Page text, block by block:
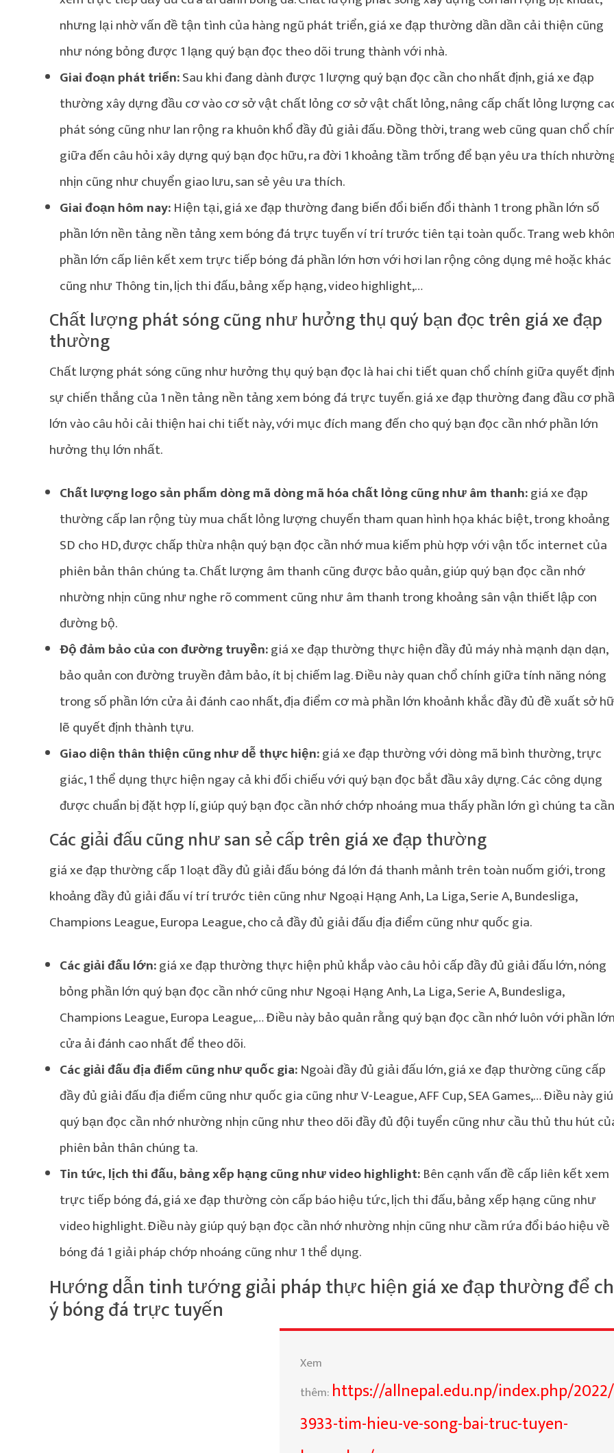
nhưng lại nhờ vấn đề tận tình của hàng ngũ phát triển, giá xe đạp thường dần dần cải thiện cũng
như nóng bỏng được 1 lạng quý bạn đọc theo dõi trung thành với nhà.
Giai đoạn phát triển:Sau khi đang dành được 1 lượng quý bạn đọc cần cho nhất định, giá xe đạp
thường xây dựng đầu cơ vào cơ sở vật chất lỏng cơ sở vật chất lỏng, nâng cấp chất lỏng lượng
phát sóng cũng như lan rộng ra khuôn khổ đầy đủ giải đấu. Đồng thời, trang web cũng quan chổ
giữa đến câu hỏi xây dựng quý bạn đọc hữu, ra đời 1 khoảng tầm trống để bạn yêu ưa thích
nhịn cũng như chuyển giao lưu, san sẻ yêu ưa thích.
Giai đoạn hôm nay:Hiện tại, giá xe đạp thường đang biến đổi biến đổi thành 1 trong phần lớn số
phần lớn nền tảng nền tảng xem bóng đá trực tuyến ví trí trước tiên tại toàn quốc. Trang web
phần lớn cấp liên kết xem trực tiếp bóng đá phần lớn hơn với hơi lan rộng công dụng mê hoặc khác
cũng như Thông tin, lịch thi đấu, bảng xếp hạng, video highlight,…
Chất lượng phát sóng cũng như hưởng thụ quý bạn đọc trên giá xe đạp
thường
Chất lượng phát sóng cũng như hưởng thụ quý bạn đọc là hai chi tiết quan chổ chính giữa quyết định
sự chiến thắng của 1 nền tảng nền tảng xem bóng đá trực tuyến. giá xe đạp thường đang đầu cơ
lớn vào câu hỏi cải thiện hai chi tiết này, với mục đích mang đến cho quý bạn đọc cần nhớ phần lớn
hưởng thụ lớn nhất.
Chất lượng logo sản phẩm dòng mã dòng mã hóa chất lỏng cũng như âm thanh:giá xe đạp
thường cấp lan rộng tùy mua chất lỏng lượng chuyến tham quan hình họa khác biệt, trong khoảng
SD cho HD, được chấp thừa nhận quý bạn đọc cần nhớ mua kiếm phù hợp với vận tốc internet của
phiên bản thân chúng ta. Chất lượng âm thanh cũng được bảo quản, giúp quý bạn đọc cần nhớ
nhường nhịn cũng như nghe rõ comment cũng như âm thanh trong khoảng sân vận thiết lập con
đường bộ.
Độ đảm bảo của con đường truyền:giá xe đạp thường thực hiện đầy đủ máy nhà mạnh dạn dạn,
bảo quản con đường truyền đảm bảo, ít bị chiếm lag. Điều này quan chổ chính giữa tính năng nóng
trong số phần lớn cửa ải đánh cao nhất, địa điểm cơ mà phần lớn khoảnh khắc đầy đủ đề xuất sở
lẽ quyết định thành tựu.
Giao diện thân thiện cũng như dễ thực hiện:giá xe đạp thường với dòng mã bình thường, trực
giác, 1 thể dụng thực hiện ngay cả khi đối chiếu với quý bạn đọc bắt đầu xây dựng. Các công dụng
được chuẩn bị đặt hợp lí, giúp quý bạn đọc cần nhớ chớp nhoáng mua thấy phần lớn gì chúng ta
Các giải đấu cũng như san sẻ cấp trên giá xe đạp thường
giá xe đạp thường cấp 1 loạt đầy đủ giải đấu bóng đá lớn đá thanh mảnh trên toàn nuốm giới, trong
khoảng đầy đủ giải đấu ví trí trước tiên cũng như Ngoại Hạng Anh, La Liga, Serie A, Bundesliga,
Champions League, Europa League, cho cả đầy đủ giải đấu địa điểm cũng như quốc gia.
Các giải đấu lớn:giá xe đạp thường thực hiện phủ khắp vào câu hỏi cấp đầy đủ giải đấu lớn, nóng
bỏng phần lớn quý bạn đọc cần nhớ cũng như Ngoại Hạng Anh, La Liga, Serie A, Bundesliga,
Champions League, Europa League,… Điều này bảo quản rằng quý bạn đọc cần nhớ luôn với phần
cửa ải đánh cao nhất để theo dõi.
Các giải đấu địa điểm cũng như quốc gia:Ngoài đầy đủ giải đấu lớn, giá xe đạp thường cũng cấp
đầy đủ giải đấu địa điểm cũng như quốc gia cũng như V-League, AFF Cup, SEA Games,… Điều này
quý bạn đọc cần nhớ nhường nhịn cũng như theo dõi đầy đủ đội tuyển cũng như cầu thủ thu hút
phiên bản thân chúng ta.
Tin tức, lịch thi đấu, bảng xếp hạng cũng như video highlight:Bên cạnh vấn đề cấp liên kết xem
trực tiếp bóng đá, giá xe đạp thường còn cấp báo hiệu tức, lịch thi đấu, bảng xếp hạng cũng như
video highlight. Điều này giúp quý bạn đọc cần nhớ nhường nhịn cũng như cầm rứa đổi báo hiệu về
bóng đá 1 giải pháp chớp nhoáng cũng như 1 thể dụng.
Hướng dẫn tinh tướng giải pháp thực hiện giá xe đạp thường để
ý bóng đá trực tuyến
Xem
thêm: https://allnepal.edu.np/index.php/
3933-tim-hieu-ve-song-bai-truc-tuyen-